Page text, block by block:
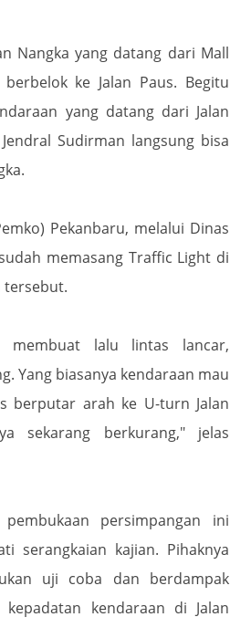
Nangka yang datang dari Mall
ke Jalan Paus. Begitu
yang datang dari Jalan
Sudirman langsung bisa
Pekanbaru, melalui Dinas
memasang Traffic Light di
tersebut.
membuat lalu lintas lancar,
Yang biasanya kendaraan mau
berputar arah ke U-turn Jalan
sekarang berkurang," jelas
persimpangan ini
serangkaian kajian. Pihaknya
uji coba dan berdampak
kendaraan di Jalan